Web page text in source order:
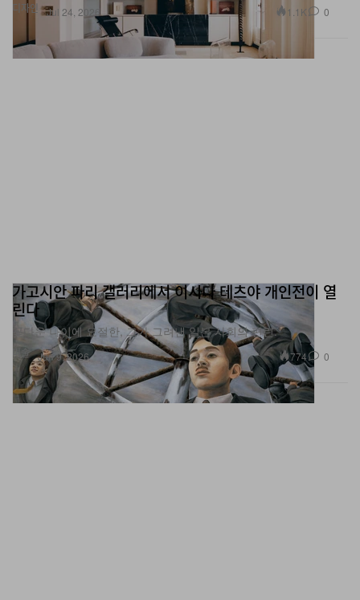
디자인 Jul 24, 2026 1.1K 0
미술
가고시안 파리 갤러리에서 이시다 테츠야 개인전이 열
린다
꽃다운 나이에 요절한, 그가 그려낸 일본 사회의 편린.
Jun 9, 2026 774 0